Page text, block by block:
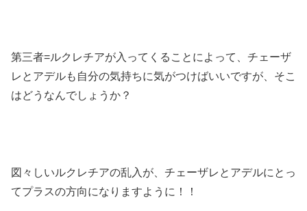
第三者=ルクレチアが入ってくることによって、チェーザ
レとアデルも自分の気持ちに気がつけばいいですが、そこ
はどうなんでしょうか？
図々しいルクレチアの乱入が、チェーザレとアデルにとっ
てプラスの方向になりますように！！